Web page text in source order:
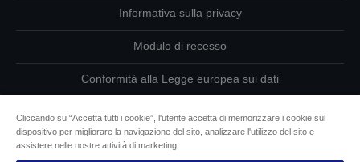
Informativa sulla privacy
Modulo di recesso
Conformità alla Legge europea sui dati
Contattaci per informazioni sui tuoi dati
Informazioni sui cookie
Cliccando su “Accetta tutti i cookie”, l'utente accetta di memorizzare i cookie sul
dispositivo per migliorare la navigazione del sito, analizzare l'utilizzo del sito e
assistere nelle nostre attività di marketing.